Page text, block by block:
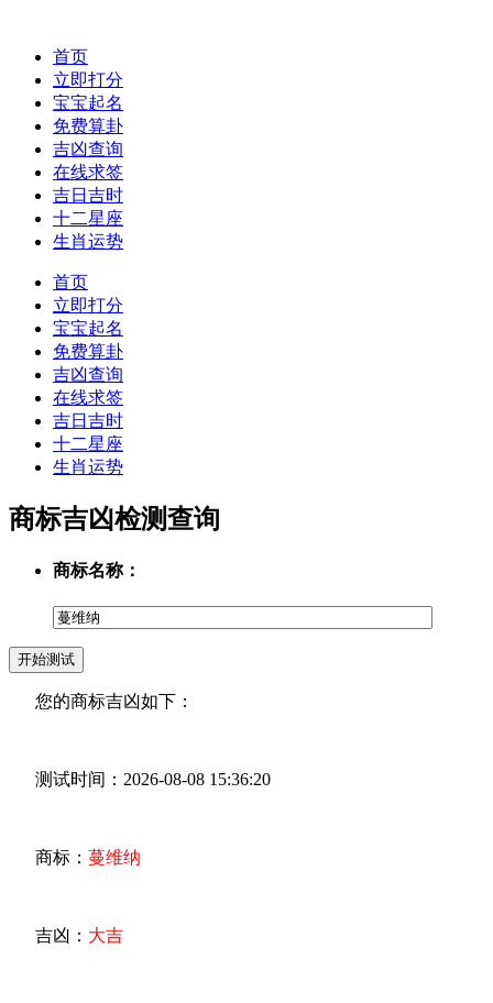
首页
立即打分
宝宝起名
免费算卦
吉凶查询
在线求签
吉日吉时
十二星座
生肖运势
首页
立即打分
宝宝起名
免费算卦
吉凶查询
在线求签
吉日吉时
十二星座
生肖运势
商标吉凶检测查询
商标名称：
您的商标吉凶如下：
测试时间：2026-08-08 15:36:20
商标： 蔓维纳
吉凶： 大吉